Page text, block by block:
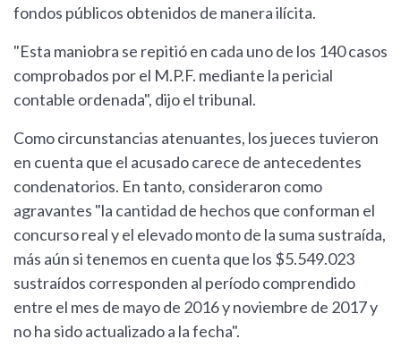
fondos públicos obtenidos de manera ilícita.
"Esta maniobra se repitió en cada uno de los 140 casos
comprobados por el M.P.F. mediante la pericial
contable ordenada", dijo el tribunal.
Como circunstancias atenuantes, los jueces tuvieron
en cuenta que el acusado carece de antecedentes
condenatorios. En tanto, consideraron como
agravantes "la cantidad de hechos que conforman el
concurso real y el elevado monto de la suma sustraída,
más aún si tenemos en cuenta que los $5.549.023
sustraídos corresponden al período comprendido
entre el mes de mayo de 2016 y noviembre de 2017 y
no ha sido actualizado a la fecha".